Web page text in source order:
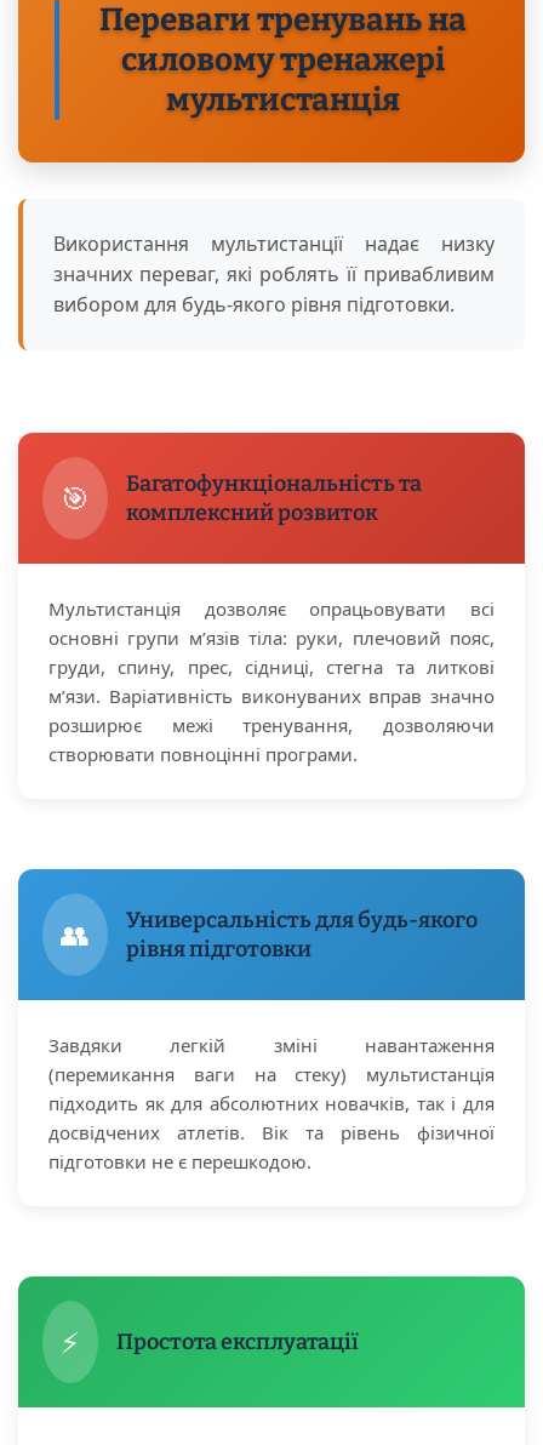
Переваги тренувань на
силовому тренажері
мультистанція
Використання мультистанції надає низку
значних переваг, які роблять її привабливим
вибором для будь-якого рівня підготовки.
🎯
Багатофункціональність та
комплексний розвиток
Мультистанція дозволяє опрацьовувати всі
основні групи м’язів тіла: руки, плечовий пояс,
груди, спину, прес, сідниці, стегна та литкові
м’язи. Варіативність виконуваних вправ значно
розширює межі тренування, дозволяючи
створювати повноцінні програми.
👥
Универсальність для будь-якого
рівня підготовки
Завдяки легкій зміні навантаження
(перемикання ваги на стеку) мультистанція
підходить як для абсолютних новачків, так і для
досвідчених атлетів. Вік та рівень фізичної
підготовки не є перешкодою.
⚡ Простота експлуатації